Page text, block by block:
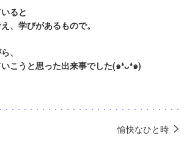
ると
、学びがあるもので。
、
こうと思った出来事でした(๑❛ᴗ❛๑)
愉快なひと時